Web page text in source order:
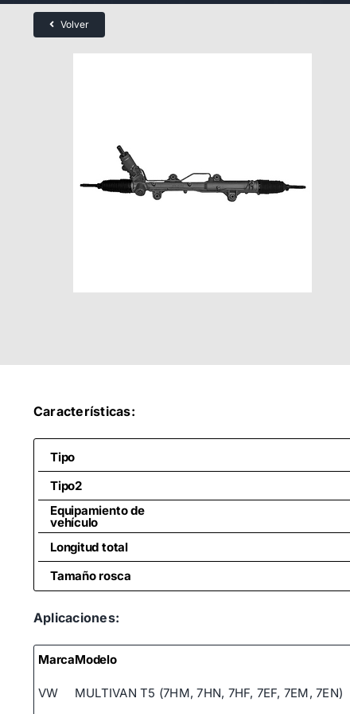
Volver
Características:
Tipo
Tipo2
Equipamiento de
vehículo
Longitud total
Tamaño rosca
Aplicaciones:
MarcaModelo
VW MULTIVAN T5 (7HM, 7HN, 7HF, 7EF, 7EM, 7EN)